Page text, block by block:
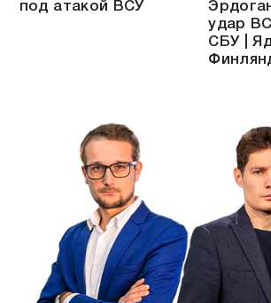
под атакой ВСУ
удар
СБУ |